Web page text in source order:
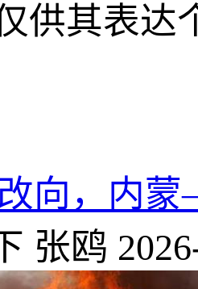
供其表达
向，内
张鸥